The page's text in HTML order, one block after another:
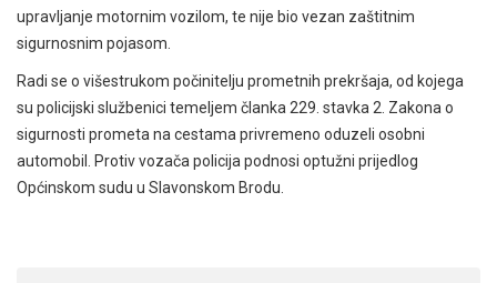
upravljanje motornim vozilom, te nije bio vezan zaštitnim
sigurnosnim pojasom.
Radi se o višestrukom počinitelju prometnih prekršaja, od kojega
su policijski službenici temeljem članka 229. stavka 2. Zakona o
sigurnosti prometa na cestama privremeno oduzeli osobni
automobil. Protiv vozača policija podnosi optužni prijedlog
Općinskom sudu u Slavonskom Brodu.